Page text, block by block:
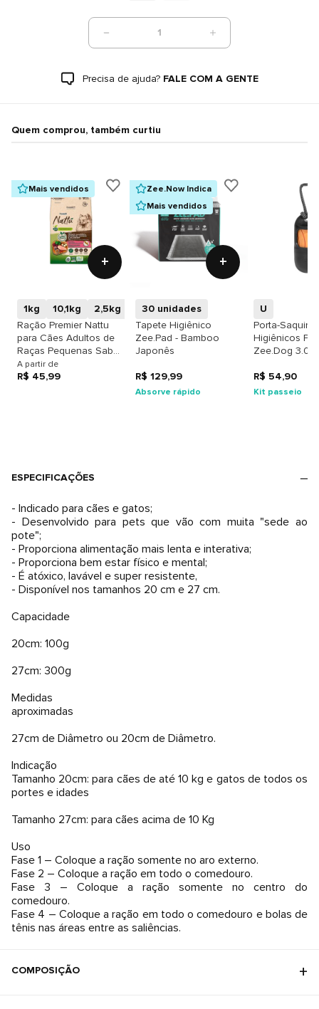
1
Precisa de ajuda? FALE COM A GENTE
Quem comprou, também curtiu
Mais vendidos
+
1kg 10,1kg
2,5kg
Ração Premier Nattu
para Cães Adultos de
Raças Pequenas Sabor
Mandioca
A partir de
R$ 45,99
Zee.Now Indica
Mais vendidos
+
30 unidades
Tapete Higiênico
Zee.Pad - Bamboo
Japonês
R$ 129,99
Absorve rápido
U
Porta-
Higiênicos
Zee.Dog 3.0
R$ 54,90
Kit passeio
ESPECIFICAÇÕES
- Indicado para cães e gatos;
- Desenvolvido para pets que vão com muita "sede ao
pote";
- Proporciona alimentação mais lenta e interativa;
- Proporciona bem estar físico e mental;
- É atóxico, lavável e super resistente,
- Disponível nos tamanhos 20 cm e 27 cm.
Capacidade
20cm: 100g
27cm: 300g
Medidas
aproximadas
27cm de Diâmetro ou 20cm de Diâmetro.
Indicação
Tamanho 20cm: para cães de até 10 kg e gatos de todos os
portes e idades
Tamanho 27cm: para cães acima de 10 Kg
Uso
Fase 1 – Coloque a ração somente no aro externo.
Fase 2 – Coloque a ração em todo o comedouro.
Fase 3 – Coloque a ração somente no centro do
comedouro.
Fase 4 – Coloque a ração em todo o comedouro e bolas de
tênis nas áreas entre as saliências.
COMPOSIÇÃO